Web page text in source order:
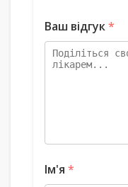
Ваш відгук*
Ім'я *